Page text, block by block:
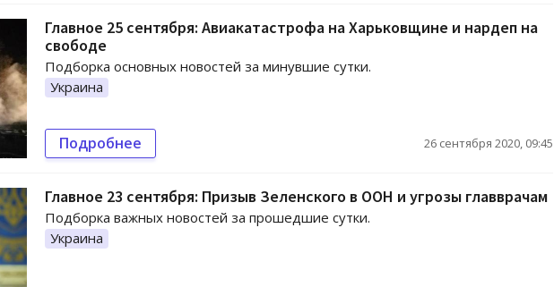
Главное 25 сентября: Авиакатастрофа на Харьковщине и нардеп на
свободе
Подборка основных новостей за минувшие сутки.
Украина
Подробнее 26 сентября 2020, 09:45
Главное 23 сентября: Призыв Зеленского в ООН и угрозы главврачам
Подборка важных новостей за прошедшие сутки.
Украина